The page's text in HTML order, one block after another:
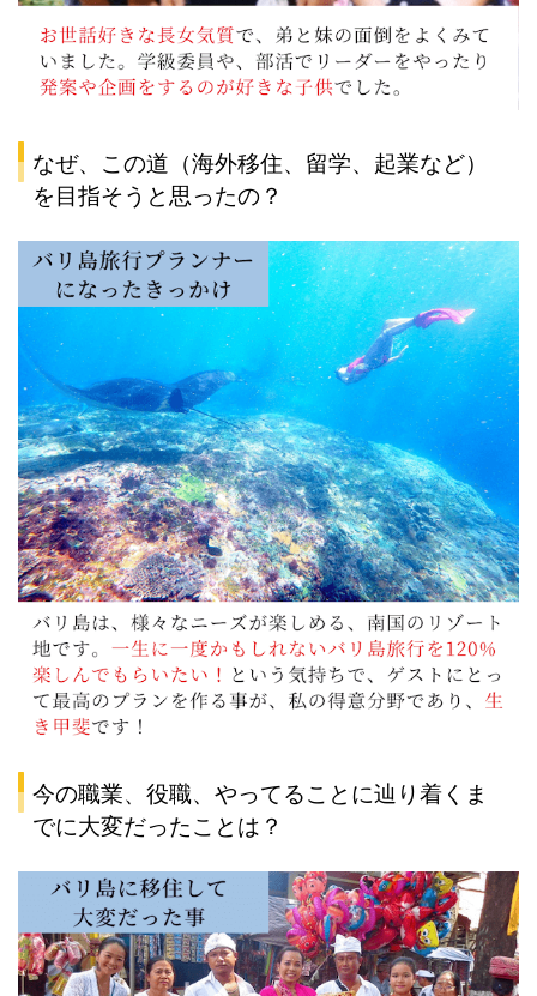
なぜ、この道（海外移住、留学、起業など）
を目指そうと思ったの？
今の職業、役職、やってることに辿り着くま
でに大変だったことは？